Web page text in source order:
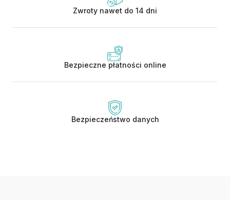
Zwroty nawet do 14 dni
Bezpieczne płatności online
Bezpieczeństwo danych